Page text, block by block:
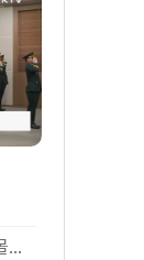
스페인 세우타, 이주민 5만 명 몰려 [월드 투데이]